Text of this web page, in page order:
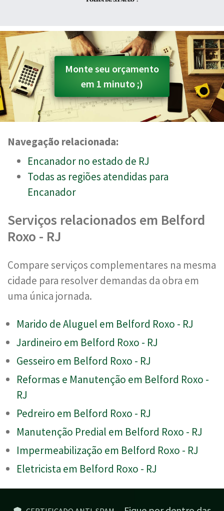
Monte seu orçamento
em 1 minuto ;)
Navegação relacionada:
Encanador no estado de RJ
Todas as regiões atendidas para
Encanador
Serviços relacionados em Belford
Roxo - RJ
Compare serviços complementares na mesma
cidade para resolver demandas da obra em
uma única jornada.
Marido de Aluguel em Belford Roxo - RJ
Jardineiro em Belford Roxo - RJ
Gesseiro em Belford Roxo - RJ
Reformas e Manutenção em Belford Roxo -
RJ
Pedreiro em Belford Roxo - RJ
Manutenção Predial em Belford Roxo - RJ
Impermeabilização em Belford Roxo - RJ
Eletricista em Belford Roxo - RJ